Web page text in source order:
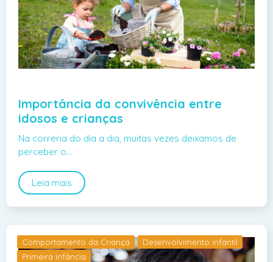
Importância da convivência entre
idosos e crianças
Na correria do dia a dia, muitas vezes deixamos de
perceber o…
Leia mais
Comportamento da Criança
Desenvolvimento infantil
Primeira infância